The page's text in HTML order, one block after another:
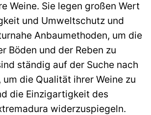
Weine. Sie legen großen Wert
und Umweltschutz und
Anbaumethoden, um die
Böden und der Reben zu
ständig auf der Suche nach
um die Qualität ihrer Weine zu
die Einzigartigkeit des
widerzuspiegeln.